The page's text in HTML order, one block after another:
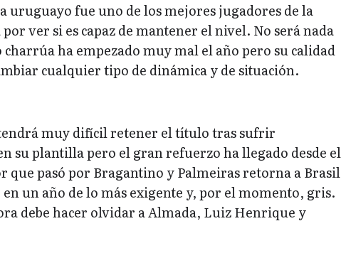
uruguayo fue uno de los mejores jugadores de la
ver si es capaz de mantener el nivel. No será nada
ha empezado muy mal el año pero su calidad
cualquier tipo de dinámica y de situación.
muy difícil retener el título tras sufrir
su plantilla pero el gran refuerzo ha llegado desde el
que pasó por Bragantino y Palmeiras retorna a Brasil
un año de lo más exigente y, por el momento, gris.
debe hacer olvidar a Almada, Luiz Henrique y